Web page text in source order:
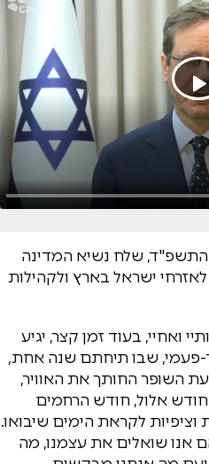
שלח נשיא המדינה
ישראל בארץ ולקהילות
ואחיי, בעוד זמן קצר, יגיע
פעמי, שבו תיחתם שנה אחת,
השופר החותך את האוויר,
חודש אלול, חודש הרחמים
לקראת הימים שיבואו.
אנו שואלים את עצמנו, מה